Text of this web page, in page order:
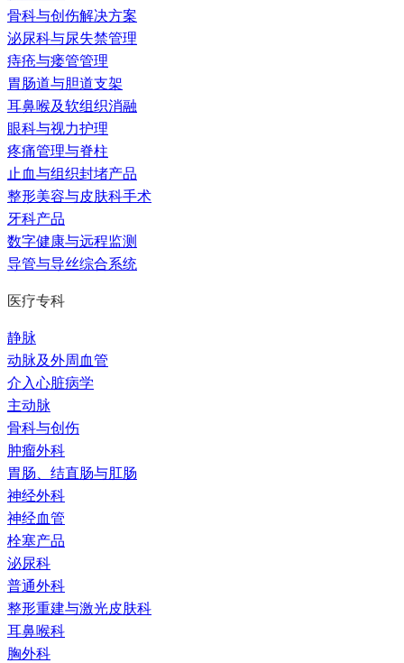
骨科与创伤解决方案
泌尿科与尿失禁管理
痔疮与瘘管管理
胃肠道与胆道支架
耳鼻喉及软组织消融
眼科与视力护理
疼痛管理与脊柱
止血与组织封堵产品
整形美容与皮肤科手术
牙科产品
数字健康与远程监测
导管与导丝综合系统
医疗专科
静脉
动脉及外周血管
介入心脏病学
主动脉
骨科与创伤
肿瘤外科
胃肠、结直肠与肛肠
神经外科
神经血管
栓塞产品
泌尿科
普通外科
整形重建与激光皮肤科
耳鼻喉科
胸外科